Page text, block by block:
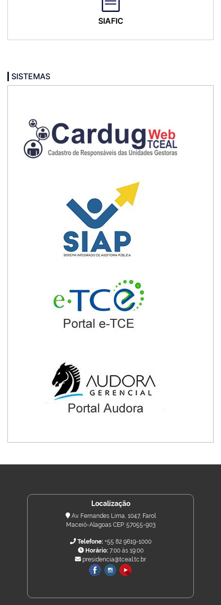
SIAFIC
SISTEMAS
Localização
Av. Fernandes Lima, 1047, Farol
Maceió-Alagoas CEP: 57055-903
Telefone:+55 82 9619-1000
Horário:7:00 às 19:00
presidencia@tceal.tc.br